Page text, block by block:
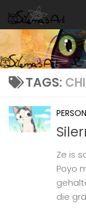
Skip to content
TAGS:
Ze is
Poyo
die